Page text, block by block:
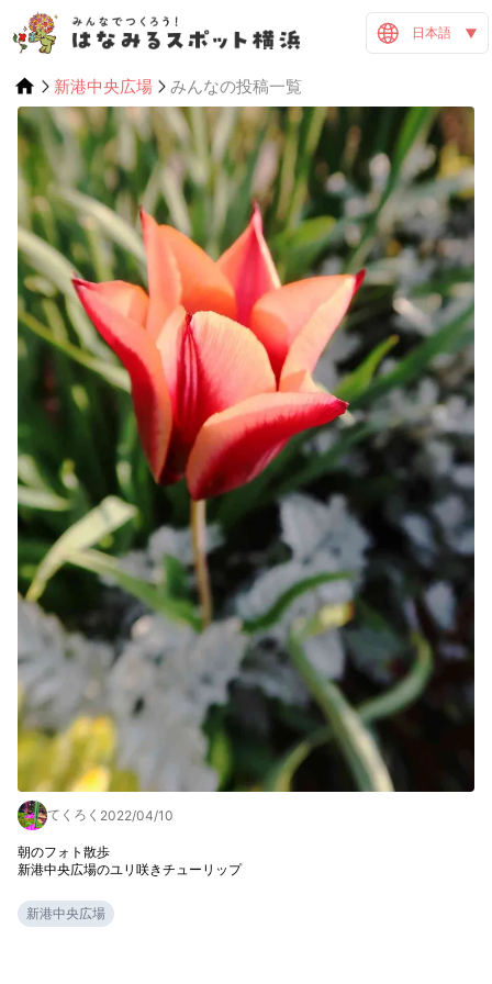
日本語
新港中央広場 みんなの投稿一覧
てくろく 2022/04/10
朝のフォト散歩
新港中央広場のユリ咲きチューリップ
新港中央広場